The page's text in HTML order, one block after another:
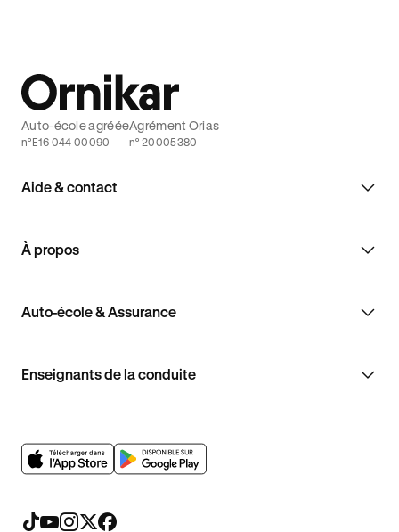
Aide & contact
À propos
Auto-école & Assurance
Enseignants de la conduite
Auto-école agréée
n°E16 044 00090
Agrément Orias
n° 20005380